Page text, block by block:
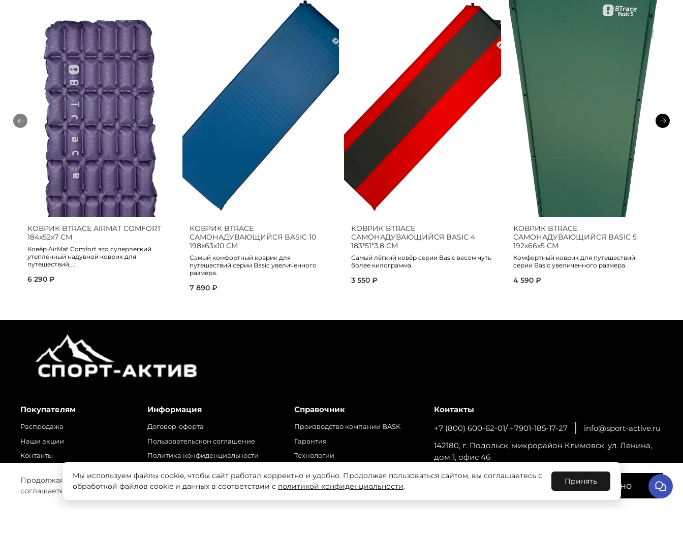
КОВРИК BTRACE AIRMAT COMFORT
184х52х7 СМ
Ковёр AirMat Comfort это суперлегкий
утеплённый надувной коврик для
путешествий,...
6 290 ₽
КОВРИК BTRACE
САМОНАДУВАЮЩИЙСЯ BASIC 10
198х63х10 СМ
Самый комфортный коврик для
путешествий серии Basic увеличенного
размера.
7 890 ₽
КОВРИК BTRACE
САМОНАДУВАЮЩИЙСЯ BASIC 4
183*51*3,8 СМ
Самый лёгкий ковёр серии Basic весом чуть
более килограмма.
3 550 ₽
КОВРИК BTRACE
САМОНАДУВАЮЩИЙСЯ BASIC 5
192х66х5 СМ
Комфортный коврик для путешествий
серии Basic увеличенного размера.
4 590 ₽
Покупателям
Распродажа
Наши акции
Контакты
Наши новости
Информация
Договор-оферта
Пользовательскон соглашение
Политика конфиденциальности
Сервисный центр
Справочник
Производство компании BASK
Гарантия
Технологии
Контакты
+7 (800) 600-62-01/ +7901-185-17-27
info@sport-active.ru
142180, г. Подольск, микрорайон Климовск, ул. Ленина,
дом 1, офис 46
Продолжая использовать наш сайт, вы даете согласие на обработку файлов cookie, которые обеспечивают правильную работу сайта и
соглашаетесь с нашейПолитикой безопасности Понятно
Мы используем файлы cookie, чтобы сайт работал корректно и удобно. Продолжая пользоваться сайтом, вы соглашаетесь с
обработкой файлов cookie и данных в соответствии с политикой конфиденциальности.
Принять